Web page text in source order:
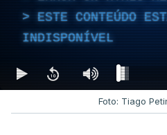
ESTE CONTEÚDO
INDISPONÍVEL
Foto: Tiago